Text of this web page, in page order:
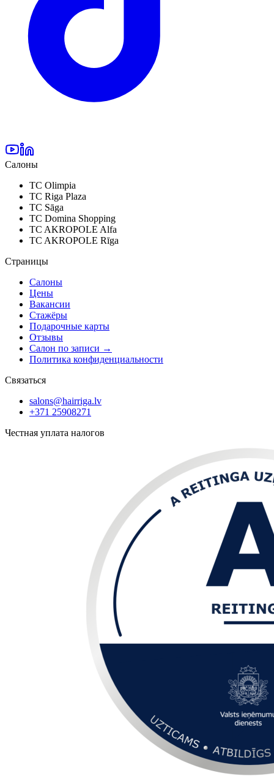
Салоны
TC Olimpia
TC Riga Plaza
TC Sāga
TC Domina Shopping
TC AKROPOLE Alfa
TC AKROPOLE Rīga
Страницы
Салоны
Цены
Вакансии
Стажёры
Подарочные карты
Отзывы
Салон по записи →
Политика конфиденциальности
Связаться
salons@hairriga.lv
+371 25908271
Честная уплата налогов